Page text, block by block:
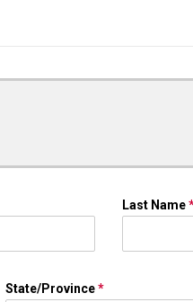
Last Name
State/Province*